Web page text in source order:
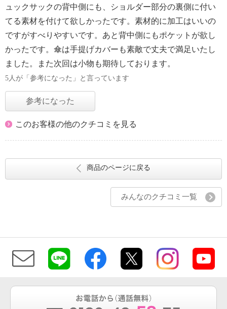
ュックサックの背中側にも、ショルダー部分の裏側に付い
てる素材を付けて欲しかったです。素材的に加工はいいの
ですがすべりやすいです。あと背中側にもポケットが欲し
かったです。傘は手提げカバーも素敵で丈夫で満足いたし
ました。また次回は小物も期待しております。
5人が「参考になった」と言っています
参考になった
このお客様の他のクチコミを見る
商品のページに戻る
みんなのクチコミ一覧